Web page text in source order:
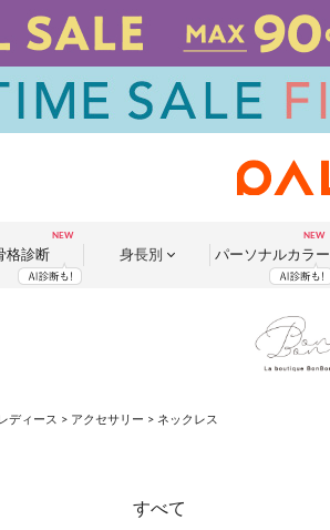
格診断 身長別 パーソナルカラー
ディース > アクセサリー > ネックレス
すべて